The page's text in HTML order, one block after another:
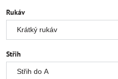
Rukáv
Střih